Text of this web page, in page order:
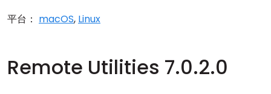
平台： macOS, Linux
Remote Utilities 7.0.2.0